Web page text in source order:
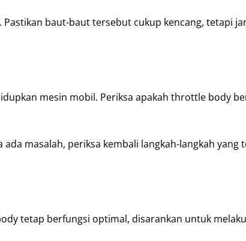
baut-baut tersebut cukup kencang, tetapi
mesin mobil. Periksa apakah throttle body
masalah, periksa kembali langkah-langkah yang
tetap berfungsi optimal, disarankan untuk